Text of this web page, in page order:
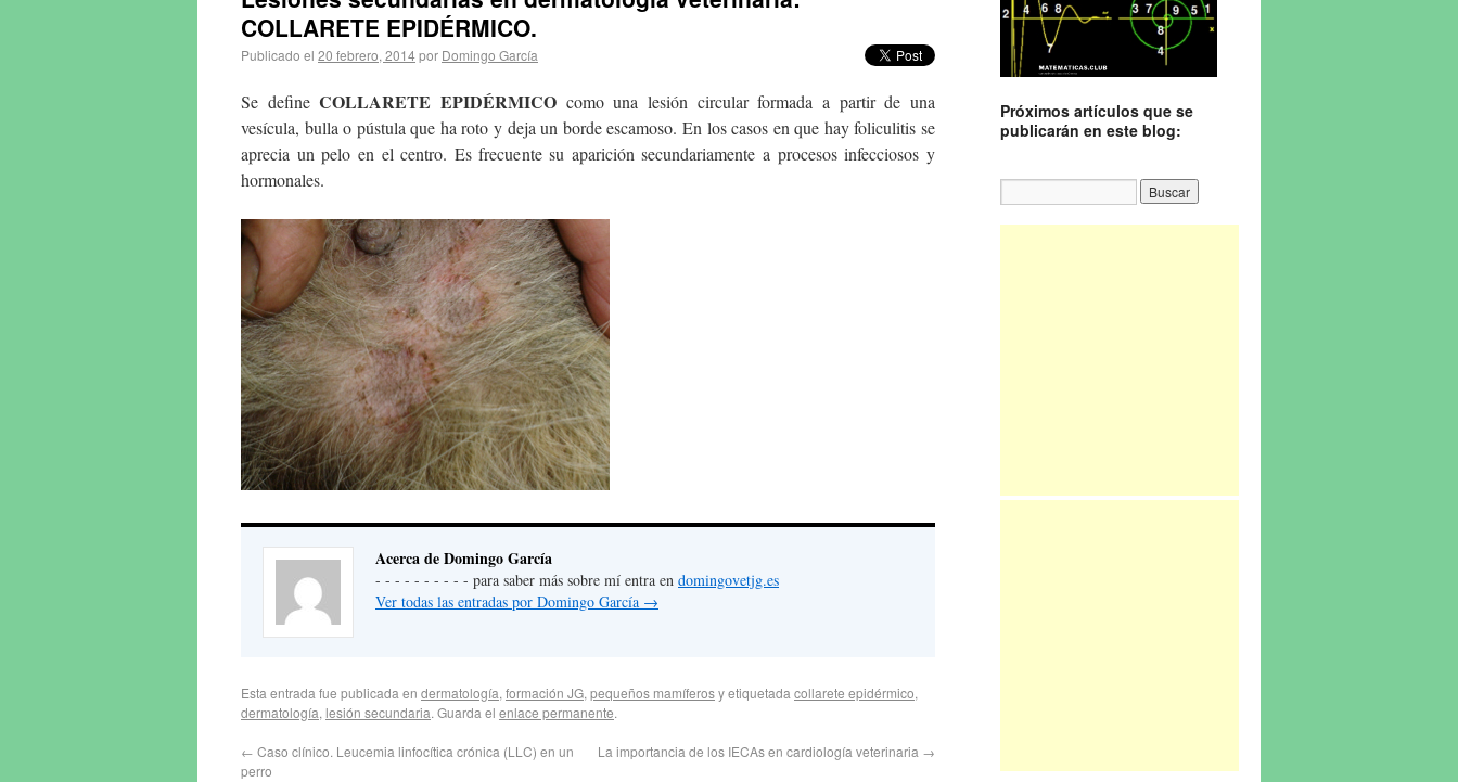
COLLARETE EPIDÉRMICO.
Publicado el 20 febrero, 2014por Domingo García
Se defineCOLLARETE EPIDÉRMICO como una lesión circular formada a partir de una
vesícula, bulla o pústula que ha roto y deja un borde escamoso. En los casos en que hay foliculitis se
aprecia un pelo en el centro. Es frecuente su aparición secundariamente a procesos infecciosos y
hormonales.
Acerca de Domingo García
- - - - - - - - - - para saber más sobre mí entra en domingovetjg.es
Ver todas las entradas por Domingo García →
Esta entrada fue publicada en dermatología,formación JG,pequeños mamíferosy etiquetadacollarete epidérmico,
dermatología, lesión secundaria. Guarda el enlace permanente.
← Caso clínico. Leucemia linfocítica crónica (LLC) en un
perro
La importancia de los IECAs en cardiología veterinaria →
Próximos artículos que se
publicarán en este blog: